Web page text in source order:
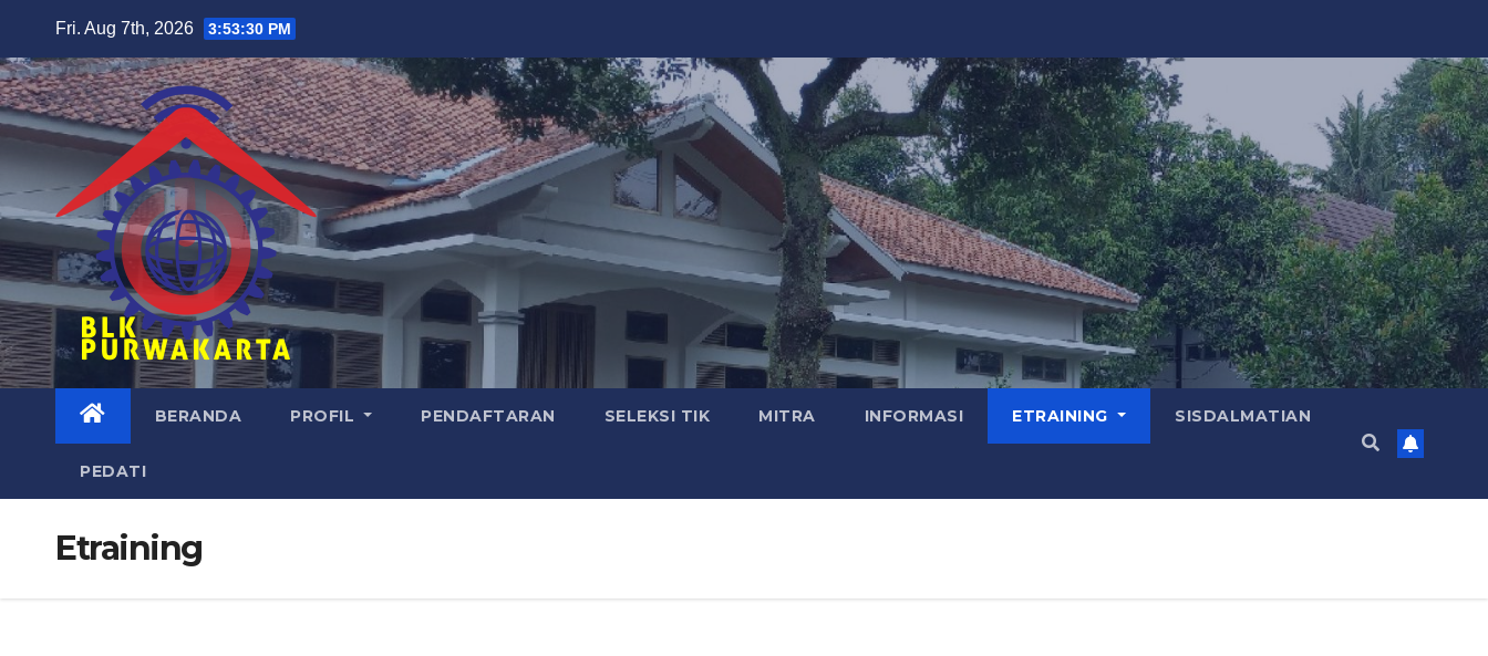
content
Fri. Aug 7th, 2026 3:53:31 PM
BERANDA PROFIL PENDAFTARAN SELEKSI TIK MITRA INFORMASI ETRAINING SISDALMATIAN
PEDATI
Etraining